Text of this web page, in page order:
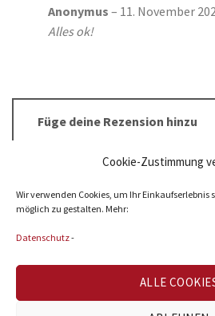
Cookie-Zustimmung
Wir verwenden Cookies, um Ihr
möglich zu gestalten. Mehr:
Datenschutz-
ALLE
Bewertet
von
5
Anonymus – 11. November
Alles ok!
Füge deine Rezension hinzu
2 von 5
3 von 5 Sternen
4 von